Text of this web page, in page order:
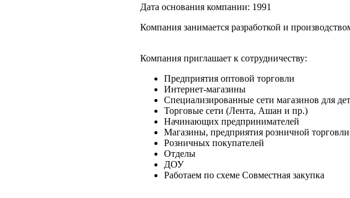
Дата основания компании: 1991
Компания занимается разработкой и
Компания приглашает к сотрудничеству:
Предприятия оптовой торговли
Интернет-магазины
Специализированные сети магазинов для
Торговые сети (Лента, Ашан и пр.)
Начинающих предпринимателей
Магазины, предприятия розничной торговли
Розничных покупателей
Отделы
ДОУ
Работаем по схеме Совместная закупка